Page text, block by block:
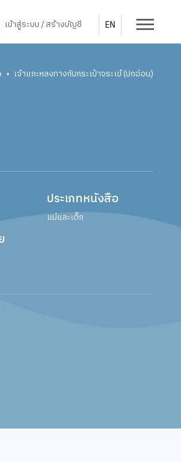
เข้าสู่ระบบ / สร้างบัญชี EN
• เจ้าแกะหลงทางกับกระเป๋าจระเข้ (ปกอ่อน)
ประเภทหนังสือ
แม่และเด็ก